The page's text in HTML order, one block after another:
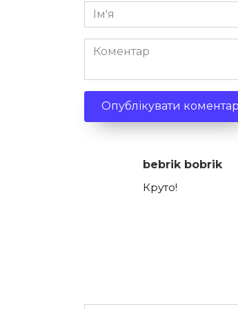
Ім'я
*
Коментар
bebrik bobrik
Круто!